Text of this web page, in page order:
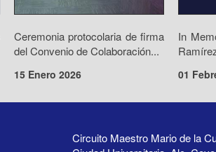
Ceremonia protocolaria de firma
del Convenio de Colaboración...
15 Enero 2026
In
01
Circuito Maestro Mario de la